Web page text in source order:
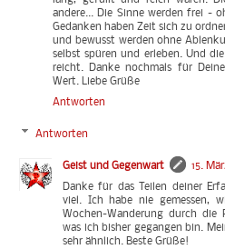
andere... Die Sinne werden frei -
Gedanken haben Zeit sich zu
und bewusst werden ohne
selbst spüren und erleben. Und
reicht. Danke nochmals für
Wert. Liebe Grüße
Antworten
Antworten
Geist und Gegenwart
15.
Danke für das Teilen deiner
viel. Ich habe nie gemessen,
Wochen-Wanderung durch die
was ich bisher gegangen bin.
sehr ähnlich. Beste Grüße!